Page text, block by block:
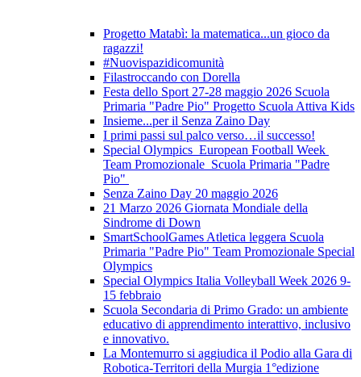
Progetto Matabì: la matematica...un gioco da
ragazzi!
#Nuovispazidicomunità
Filastroccando con Dorella
Festa dello Sport 27-28 maggio 2026 Scuola
Primaria "Padre Pio" Progetto Scuola Attiva Kids
Insieme...per il Senza Zaino Day
I primi passi sul palco verso…il successo!
Special Olympics European Football Week
Team Promozionale Scuola Primaria "Padre
Pio"
Senza Zaino Day 20 maggio 2026
21 Marzo 2026 Giornata Mondiale della
Sindrome di Down
SmartSchoolGames Atletica leggera Scuola
Primaria "Padre Pio" Team Promozionale Special
Olympics
Special Olympics Italia Volleyball Week 2026 9-
15 febbraio
Scuola Secondaria di Primo Grado: un ambiente
educativo di apprendimento interattivo, inclusivo
e innovativo.
La Montemurro si aggiudica il Podio alla Gara di
Robotica-Territori della Murgia 1°edizione